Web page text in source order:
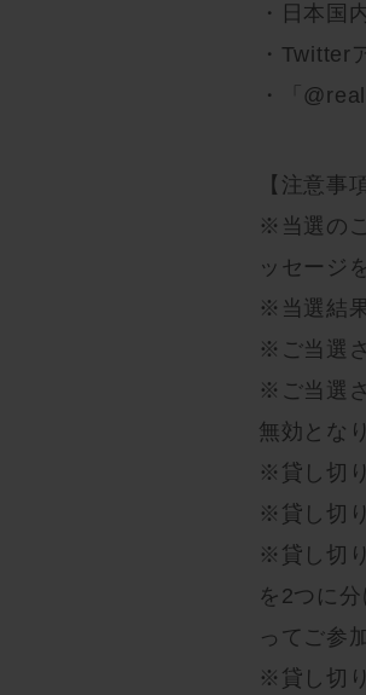
・日本国
・Twitter
・「
【注意事
※当選の
ッセージ
※当選結
※ご当選
※ご当選
無効とな
※貸し切
※貸し切
※貸し切
を2つに
ってご参
※貸し切